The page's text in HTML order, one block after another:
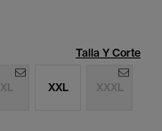
Talla Y Corte
XL XXL XXXL